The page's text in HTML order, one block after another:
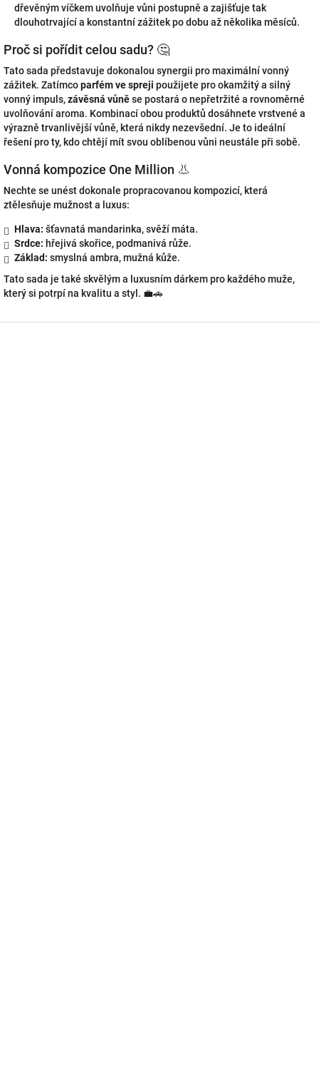
dřevěným víčkem uvolňuje vůni postupně a zajišťuje tak
dlouhotrvající a konstantní zážitek po dobu až několika měsíců.
Proč si pořídit celou sadu? 🤔
Tato sada představuje dokonalou synergii pro maximální vonný
zážitek. Zatímcoparfém ve spreji použijete pro okamžitý a silný
vonný impuls,závěsná vůněse postará o nepřetržité a rovnoměrné
uvolňování aroma. Kombinací obou produktů dosáhnete vrstvené a
výrazně trvanlivější vůně, která nikdy nezevšední. Je to ideální
řešení pro ty, kdo chtějí mít svou oblíbenou vůni neustále při sobě.
Vonná kompozice One Million 👃
Nechte se unést dokonale propracovanou kompozicí, která
ztělesňuje mužnost a luxus:
Hlava: šťavnatá mandarinka, svěží máta.
Srdce: hřejivá skořice, podmanivá růže.
Základ: smyslná ambra, mužná kůže.
Tato sada je také skvělým a luxusním dárkem pro každého muže,
který si potrpí na kvalitu a styl. 💼🚗